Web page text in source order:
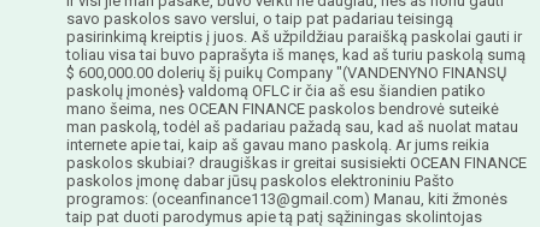
savo paskolos savo verslui, o taip pat padariau teisingą
pasirinkimą kreiptis į juos. Aš užpildžiau paraišką paskolai gauti ir
toliau visa tai buvo paprašyta iš manęs, kad aš turiu paskolą sumą
$ 600,000.00 dolerių šį puikų Company "(VANDENYNO FINANSŲ
paskolų įmonės} valdomą OFLC ir čia aš esu šiandien patiko
mano šeima, nes OCEAN FINANCE paskolos bendrovė suteikė
man paskolą, todėl aš padariau pažadą sau, kad aš nuolat matau
internete apie tai, kaip aš gavau mano paskolą. Ar jums reikia
paskolos skubiai? draugiškas ir greitai susisiekti OCEAN FINANCE
paskolos įmonę dabar jūsų paskolos elektroniniu Pašto
programos: (oceanfinance113@gmail.com) Manau, kiti žmonės
taip pat duoti parodymus apie tą patį sąžiningas skolintojas